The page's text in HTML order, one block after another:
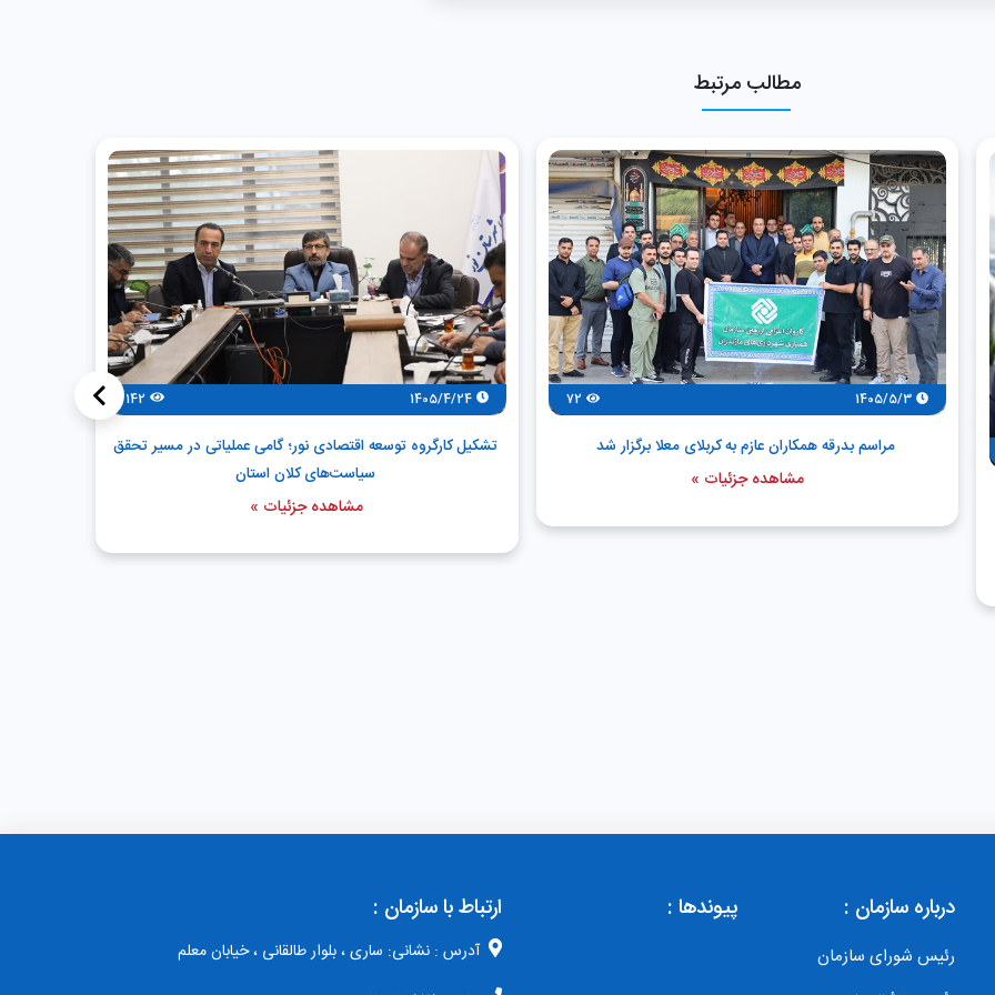
مطالب مرتبط
1405/5/3
72
مراسم بدرقه همکاران عازم به کربلای معلا برگزار شد
مشاهده جزئیات »
1405/4/24
142
تشکیل کارگروه توسعه اقتصادی نور؛ گامی عملیاتی در مسیر تحقق
سیاست‌های کلان استان
مشاهده جزئیات »
>
درباره سازمان :
رئیس شورای سازمان
پیوندها : ارتباط با سازمان :
آدرس : نشانی: ساری ، بلوار طالقانی ، خیابان معلم